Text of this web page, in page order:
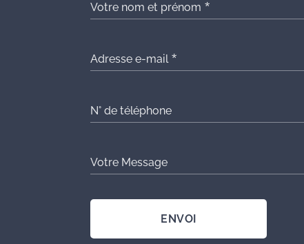
Votre nom et prénom
Adresse e-mail
N° de téléphone
Votre Message
ENVOI